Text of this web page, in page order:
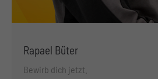
Rapael Büter
Bewirb dich jetzt.